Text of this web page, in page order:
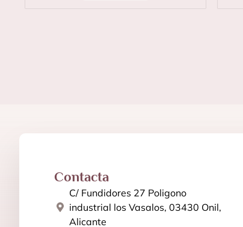
Contacta
C/ Fundidores 27 Poligono
industrial los Vasalos, 03430 Onil,
Alicante